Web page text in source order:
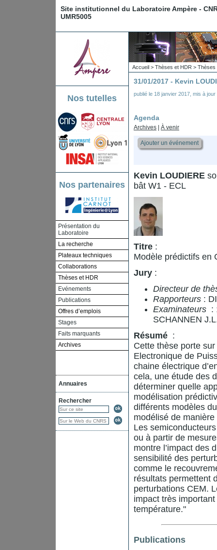
Site institutionnel du Laboratoire Ampère -
UMR5005
Nos tutelles
Nos partenaires
Présentation du
Laboratoire
La recherche
Plateaux techniques
Collaborations
Thèses et HDR
Evénements
Publications
Offres d’emplois
Stages
Faits marquants
Archives
Annuaires
Rechercher
Accueil > Thèses et HDR > Thèses
31/01/2017 - Kevin
publié le 18 janvier 2017 mis à
Agenda
Archives À venir
Ajouter un événement
Kevin LOUDIERE
bât W1 - ECL
Titre :
Modèle prédictifs en
Jury :
Directeur de
Rapporteurs :
Examinateurs :
SCHANNEN
Résumé :
Cette thèse porte
Electronique de
chaine électrique
cela, une étude des
déterminer quelle
modélisation
différents modèles
modélisé de
Les
ou à partir de
montre l’impact des
sensibilité des
comme le
résultats permettent
perturbations CEM.
impact très
température."
Publications